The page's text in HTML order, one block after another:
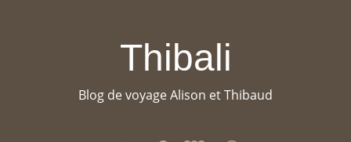
Thibali
Blog de voyage Alison et Thibaud